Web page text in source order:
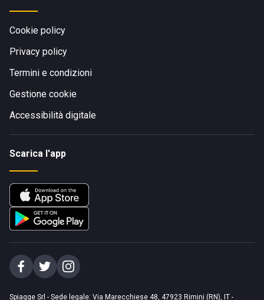
Cookie policy
Privacy policy
Termini e condizioni
Gestione cookie
Accessibilità digitale
Scarica l'app
Spiagge Srl - Sede legale: Via Marecchiese 48, 47923 Rimini (RN), IT -